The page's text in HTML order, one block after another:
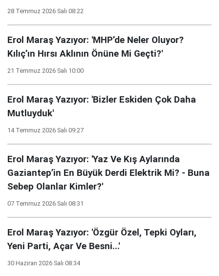
28 Temmuz 2026 Salı 08:22
Erol Maraş Yazıyor: 'MHP’de Neler Oluyor?
Kılıç’ın Hırsı Aklının Önüne Mi Geçti?'
21 Temmuz 2026 Salı 10:00
Erol Maraş Yazıyor: 'Bizler Eskiden Çok Daha
Mutluyduk'
14 Temmuz 2026 Salı 09:27
Erol Maraş Yazıyor: 'Yaz Ve Kış Aylarında
Gaziantep’in En Büyük Derdi Elektrik Mi? - Buna
Sebep Olanlar Kimler?'
07 Temmuz 2026 Salı 08:31
Erol Maraş Yazıyor: 'Özgür Özel, Tepki Oyları,
Yeni Parti, Açar Ve Besni...'
30 Haziran 2026 Salı 08:34